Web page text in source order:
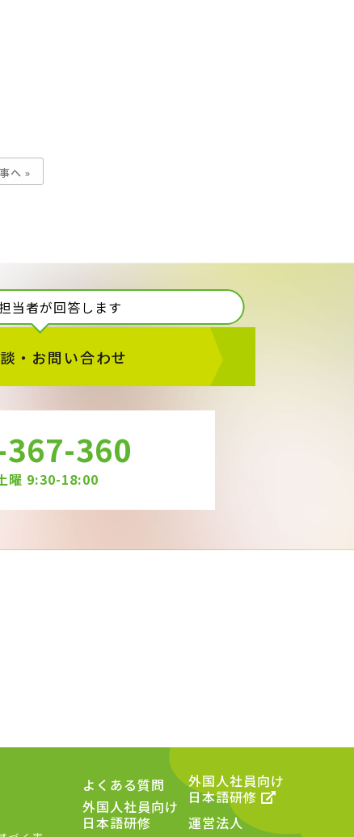
へ »
当者が回答します
・お問い合わせ
360
曜 9:30-18:00
よくある質問
外国人社員向け
日本語研修
外国人社員向け
日本語研修
運営法人